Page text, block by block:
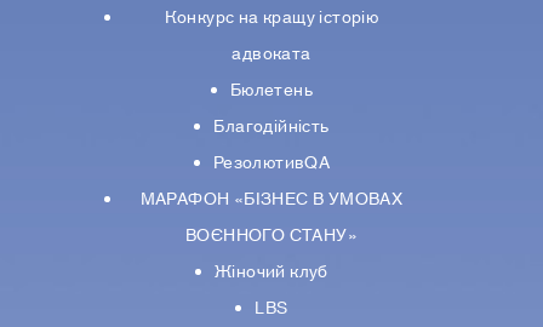
Конкурс на кращу історію
адвоката
Бюлетень
Благодійність
РезолютивQA
МАРАФОН «БІЗНЕС В УМОВАХ
ВОЄННОГО СТАНУ»
Жіночий клуб
LBS